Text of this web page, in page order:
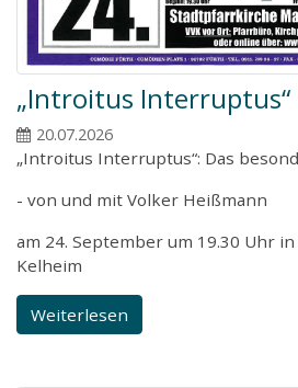
„Introitus Interruptus“
20.07.2026
„Introitus Interruptus“: Das
- von und mit Volker Heißmann
am 24. September um 19.30 Uhr
Kelheim
Weiterlesen